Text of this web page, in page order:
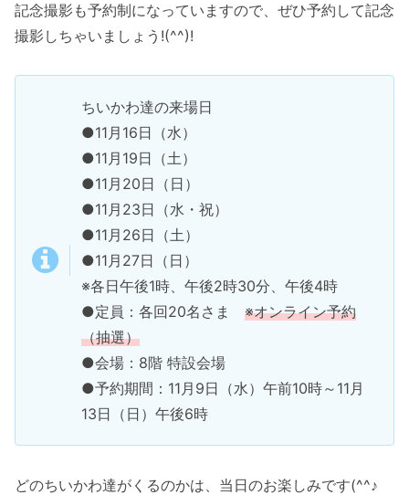
記念撮影も予約制になっていますので、ぜひ予約して記念
撮影しちゃいましょう!(^^)!
ちいかわ達の来場日
●11月16日（水）
●11月19日（土）
●11月20日（日）
●11月23日（水・祝）
●11月26日（土）
●11月27日（日）
※各日午後1時、午後2時30分、午後4時
●定員：各回20名さま ※オンライン予約
（抽選）
●会場：8階 特設会場
●予約期間：11月9日（水）午前10時～11月
13日（日）午後6時
どのちいかわ達がくるのかは、当日のお楽しみです(^^♪